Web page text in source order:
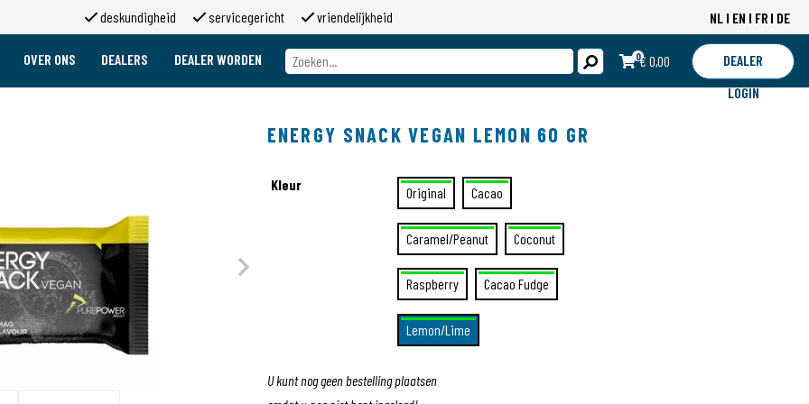
deskundigheid servicegericht vriendelijkheid NL EN FR DE
OVER ONS DEALERS DEALER WORDEN 0€ 0,00
DEALER
LOGIN
ENERGY SNACK VEGAN LEMON 60 GR
Kleur Original Cacao
Caramel/Peanut Coconut
Raspberry Cacao Fudge
Lemon/Lime
U kunt nog geen bestelling plaatsen